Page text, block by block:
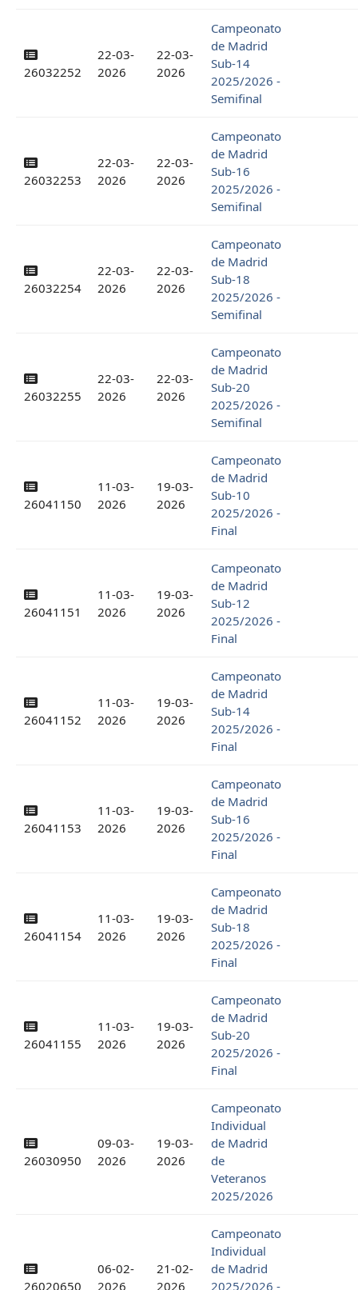
26032252
22-03-
2026
22-03-
2026
Campeonato
de Madrid
Sub-14
2025/2026 -
Semifinal
26032253
22-03-
2026
22-03-
2026
Campeonato
de Madrid
Sub-16
2025/2026 -
Semifinal
26032254
22-03-
2026
22-03-
2026
Campeonato
de Madrid
Sub-18
2025/2026 -
Semifinal
26032255
22-03-
2026
22-03-
2026
Campeonato
de Madrid
Sub-20
2025/2026 -
Semifinal
26041150
11-03-
2026
19-03-
2026
Campeonato
de Madrid
Sub-10
2025/2026 -
Final
26041151
11-03-
2026
19-03-
2026
Campeonato
de Madrid
Sub-12
2025/2026 -
Final
26041152
11-03-
2026
19-03-
2026
Campeonato
de Madrid
Sub-14
2025/2026 -
Final
26041153
11-03-
2026
19-03-
2026
Campeonato
de Madrid
Sub-16
2025/2026 -
Final
26041154
11-03-
2026
19-03-
2026
Campeonato
de Madrid
Sub-18
2025/2026 -
Final
26041155
11-03-
2026
19-03-
2026
Campeonato
de Madrid
Sub-20
2025/2026 -
Final
26030950
09-03-
2026
19-03-
2026
Campeonato
Individual
de Madrid
de
Veteranos
2025/2026
26020650
06-02-
2026
21-02-
2026
Campeonato
Individual
de Madrid
2025/2026 -